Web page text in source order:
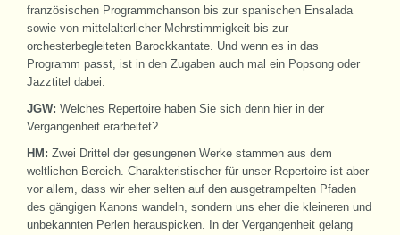
französischen Programmchanson bis zur spanischen Ensalada
sowie von mittelalterlicher Mehrstimmigkeit bis zur
orchesterbegleiteten Barockkantate. Und wenn es in das
Programm passt, ist in den Zugaben auch mal ein Popsong oder
Jazztitel dabei.
JGW: Welches Repertoire haben Sie sich denn hier in der
Vergangenheit erarbeitet?
HM: Zwei Drittel der gesungenen Werke stammen aus dem
weltlichen Bereich. Charakteristischer für unser Repertoire ist aber
vor allem, dass wir eher selten auf den ausgetrampelten Pfaden
des gängigen Kanons wandeln, sondern uns eher die kleineren und
unbekannten Perlen herauspicken. In der Vergangenheit gelang